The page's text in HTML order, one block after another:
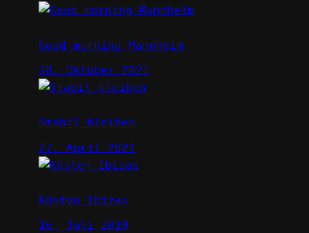
Good morning Mannheim
28. Oktober 2021
Stabil bleiben
27. April 2021
Küsten Ibizas
16. Juli 2019